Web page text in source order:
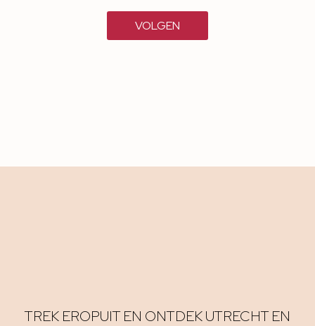
VOLGEN
TREK EROPUIT EN ONTDEK UTRECHT EN